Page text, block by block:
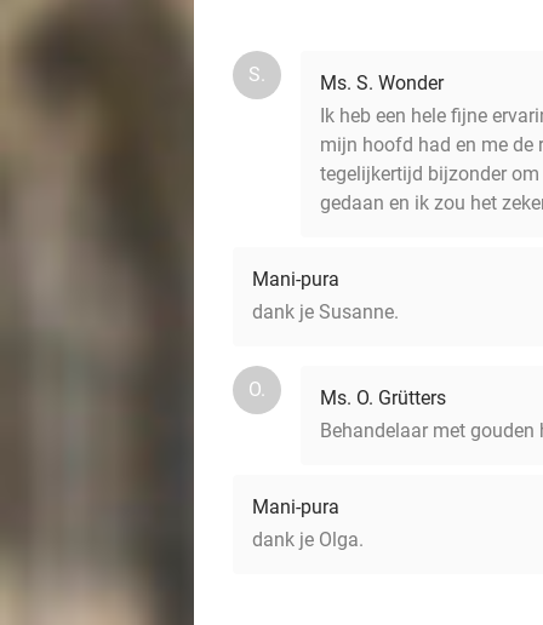
S.
Ms. S. Wonder
Ik heb een hele fijne
mijn hoofd had en me de
tegelijkertijd bijzonder
gedaan en ik zou het
Mani-pura
dank je Susanne.
O.
Ms. O. Grütters
Behandelaar met gouden
Mani-pura
dank je Olga.